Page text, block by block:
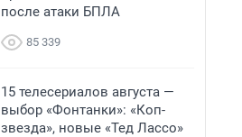
после атаки БПЛА
85 339
15 телесериалов августа —
выбор «Фонтанки»: «Коп-
звезда», новые «Тед Лассо»